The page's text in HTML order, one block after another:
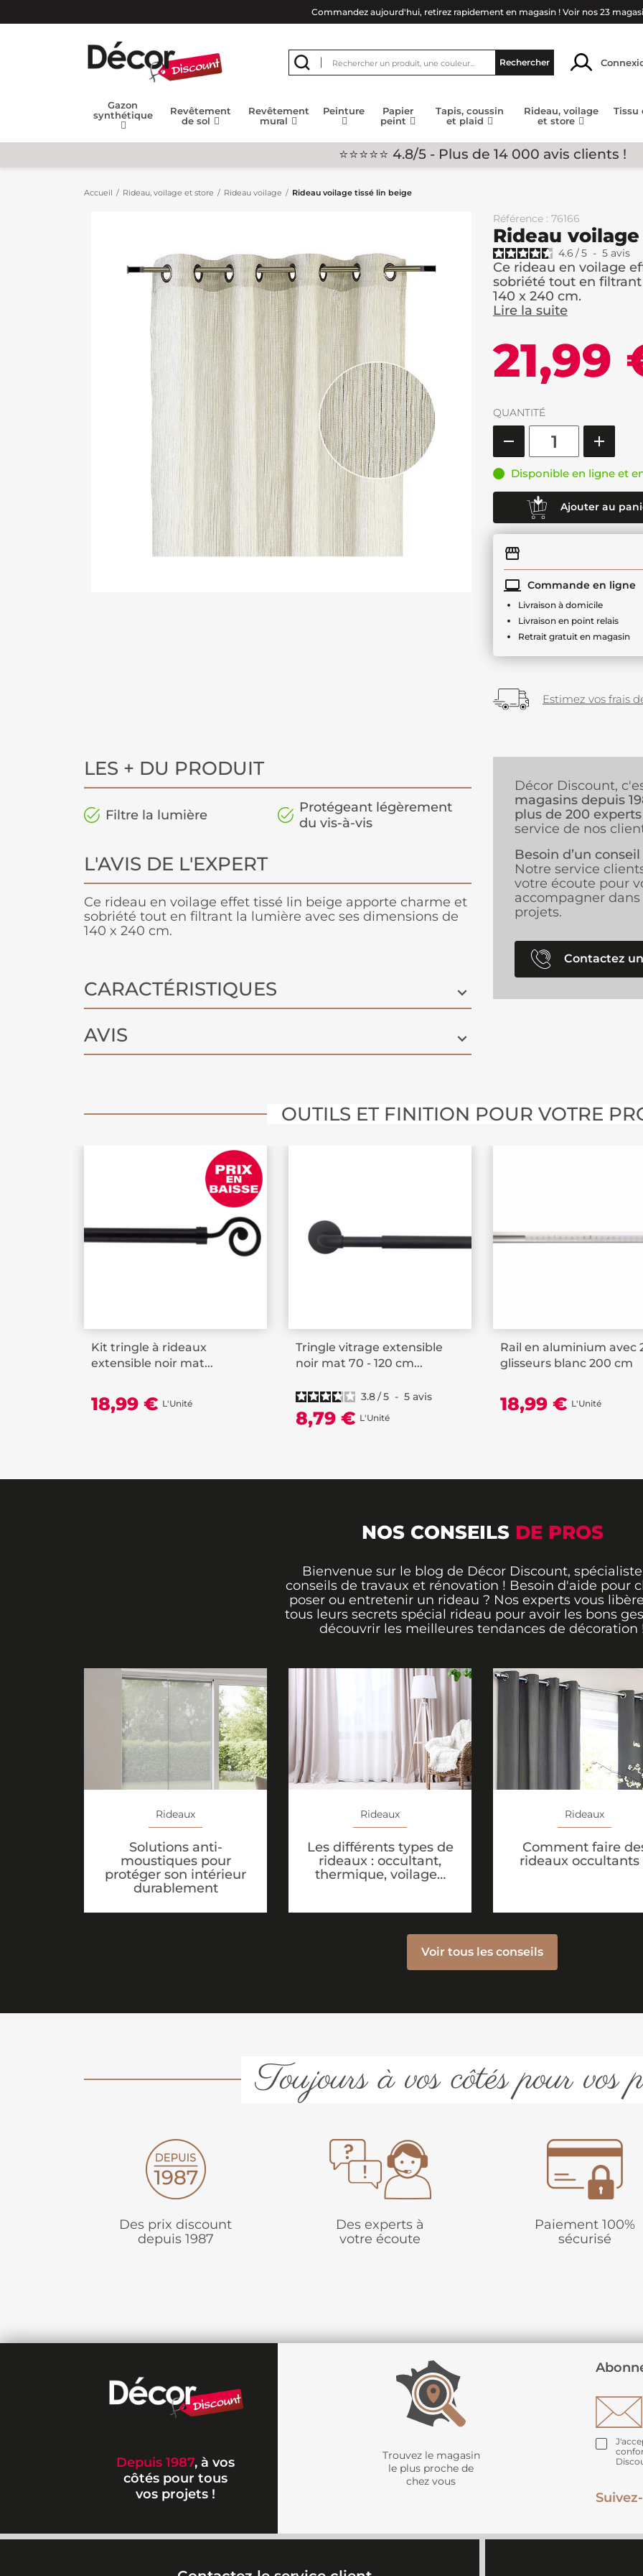
Commandez aujourd'hui, retirez rapidement en magasin ! Voir nos 23
Rechercher
Gazon
synthétique
Revêtement
de sol
Revêtement
mural
Peinture
Papier
peint
Tapis, coussin
et plaid
Rideau, voilage
et store
Tissu
⭐⭐⭐⭐⭐ 4.8/5 - Plus de 14 000 avis clients !
Accueil Rideau, voilage et store Rideau voilage Rideau voilage tissé lin beige
Référence : 76166
Rideau
4.6 /5 - 5 avis
Ce rideau en voilage
sobriété tout en
140 x 240 cm.
Lire la suite
21,99
QUANTITÉ
Disponible en ligne et
Ajouter au
Commande en ligne
Livraison à domicile
Livraison en point relais
Retrait gratuit en magasin
Estimez vos frais
LES + DU PRODUIT
Filtre la lumière
Protégeant légèrement
du vis-à-vis
L'AVIS DE L'EXPERT
Ce rideau en voilage effet tissé lin beige apporte charme et
sobriété tout en filtrant la lumière avec ses dimensions de
140 x 240 cm.
CARACTÉRISTIQUES
AVIS
Décor Discount,
magasins depuis
plus de 200 experts
service de nos
Besoin d’un
Notre service
votre écoute pour
accompagner dans
projets.
Contactez
OUTILS ET FINITION POUR VOTRE
Kit tringle à rideaux
extensible noir mat...
18,99 € L'Unité
Tringle vitrage extensible
noir mat 70 - 120 cm...
3.8/5 - 5 avis
8,79 € L'Unité
Rail en aluminium avec
glisseurs blanc 200 cm
18,99 € L'Unité
NOS CONSEILS DE PROS
Bienvenue sur le blog de Décor Discount,
conseils de travaux et rénovation ! Besoin d'aide pour
poser ou entretenir un rideau ? Nos experts vous
tous leurs secrets spécial rideau pour avoir les bons
découvrir les meilleures tendances de décoration
Rideaux
Solutions anti-
moustiques pour
protéger son intérieur
durablement
Rideaux
Les différents types de
rideaux : occultant,
thermique, voilage…
Rideaux
Comment faire
rideaux occultants
Voir tous les conseils
Toujours à vos côtés pour vos
Des prix discount
depuis 1987
Des experts à
votre écoute
Paiement 100%
sécurisé
Depuis 1987, à vos
côtés pour tous
vos projets !
Trouvez le magasin
le plus proche de
chez vous